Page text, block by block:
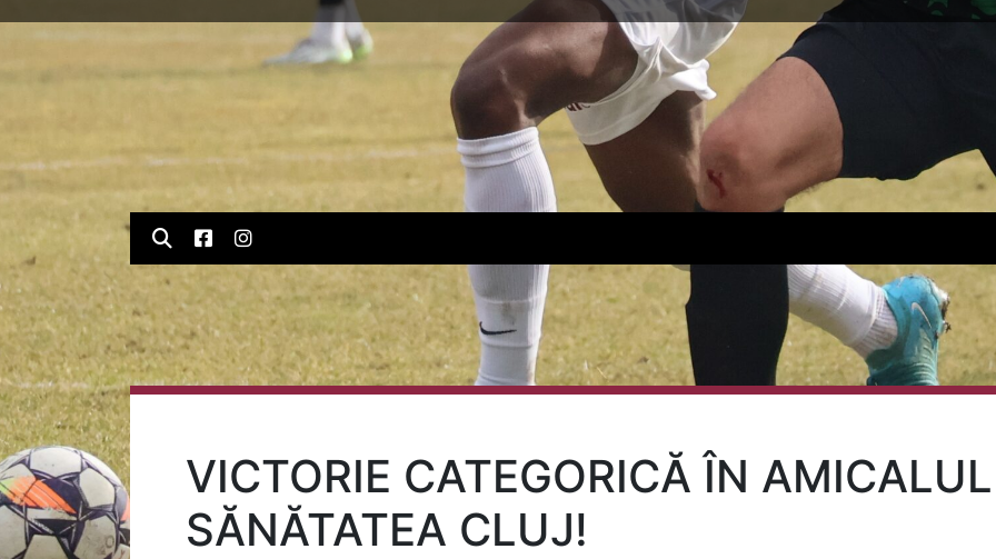
VICTORIE CATEGORICĂ ÎN
SĂNĂTATEA CLUJ!